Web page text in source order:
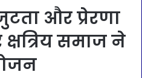
और प्रेरणा
समाज ने